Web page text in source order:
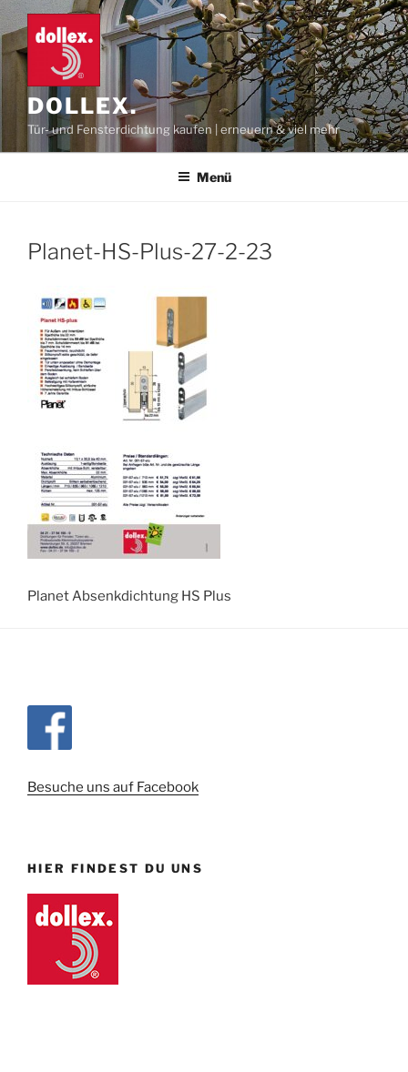
Zum
Inhalt
springen
DOLLEX.
Tür- und Fensterdichtung kaufen | erneuern & viel mehr
Menü
Planet-HS-Plus-27-2-23
Planet Absenkdichtung HS Plus
Besuche uns auf Facebook
HIER FINDEST DU UNS